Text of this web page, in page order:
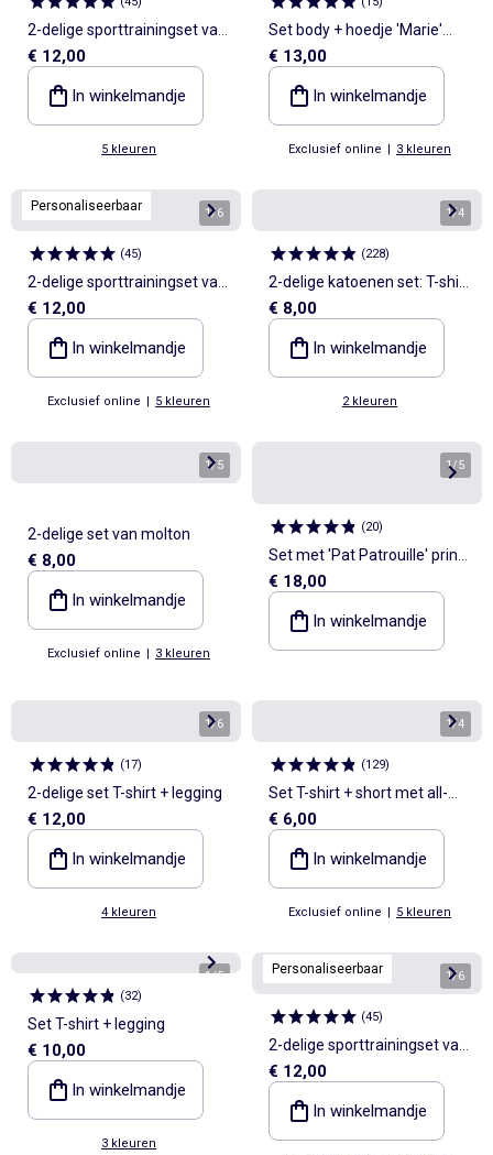
2-delige sporttrainingset van
gewafelde stof
€ 12,00
In winkelmandje
5 kleuren
Set body + hoedje 'Marie'
'Disney' - 2-delig
€ 13,00
In winkelmandje
Exclusief online | 3 kleuren
Personaliseerbaar 1/6
(45)
2-delige sporttrainingset van
gewafelde stof
€ 12,00
In winkelmandje
Exclusief online | 5 kleuren
1/4
(228)
2-delige katoenen set: T-shirt
+ short
€ 8,00
In winkelmandje
2 kleuren
1/5
2-delige set van molton
€ 8,00
In winkelmandje
Exclusief online | 3 kleuren
1/5
(20)
Set met 'Pat Patrouille' print:
top + katoenen bermuda
€ 18,00
In winkelmandje
1/6
(17)
2-delige set T-shirt + legging
€ 12,00
In winkelmandje
4 kleuren
1/4
(129)
Set T-shirt + short met all-
over print
€ 6,00
In winkelmandje
Exclusief online | 5 kleuren
1/5
(32)
Set T-shirt + legging
€ 10,00
In winkelmandje
3 kleuren
Personaliseerbaar 1/6
(45)
2-delige sporttrainingset van
gewafelde stof
€ 12,00
In winkelmandje